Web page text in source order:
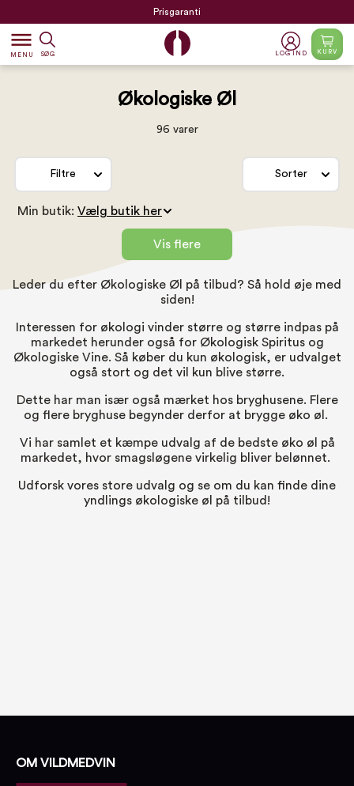
Prisgaranti
dehaze
MENU SØG LOG IND KURV
Økologiske Øl
96 varer
Filtre Sorter
Min butik:
Vis flere
Leder du efter Økologiske Øl på tilbud? Så hold øje med
siden!
Interessen for økologi vinder større og større indpas på
markedet herunder også for Økologisk Spiritusog
Økologiske Vine. Så køber du kun økologisk, er udvalget
også stort og det vil kun blive større.
Dette har man især også mærket hos bryghusene. Flere
og flere bryghuse begynder derfor at brygge øko øl.
Vi har samlet et kæmpe udvalg af de bedste øko øl på
markedet, hvor smagsløgene virkelig bliver belønnet.
Udforsk vores store udvalg og se om du kan finde dine
yndlings økologiske øl på tilbud!
OM VILDMEDVIN